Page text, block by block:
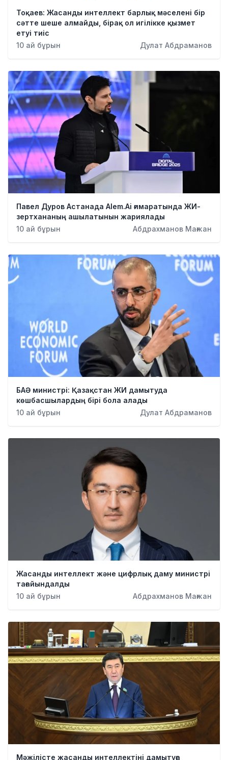
Тоқаев: Жасанды интеллект барлық мәселені бір
сәтте шеше алмайды, бірақ ол игілікке қызмет
етуі тиіс
10 ай бұрын
Дулат Абдраманов
Павел Дуров Астанада Alem.Ai ғимаратында ЖИ-
зертхананың ашылатынын жариялады
10 ай бұрын
Абдрахманов Мағжан
БАӘ министрі: Қазақстан ЖИ дамытуда
көшбасшылардың бірі бола алады
10 ай бұрын
Дулат Абдраманов
Жасанды интеллект және цифрлық даму министрі
тағайындалды
10 ай бұрын
Абдрахманов Мағжан
Мәжілісте жасанды интеллектіні дамытуға